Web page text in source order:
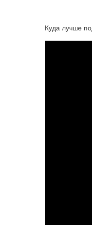
Куда лучше